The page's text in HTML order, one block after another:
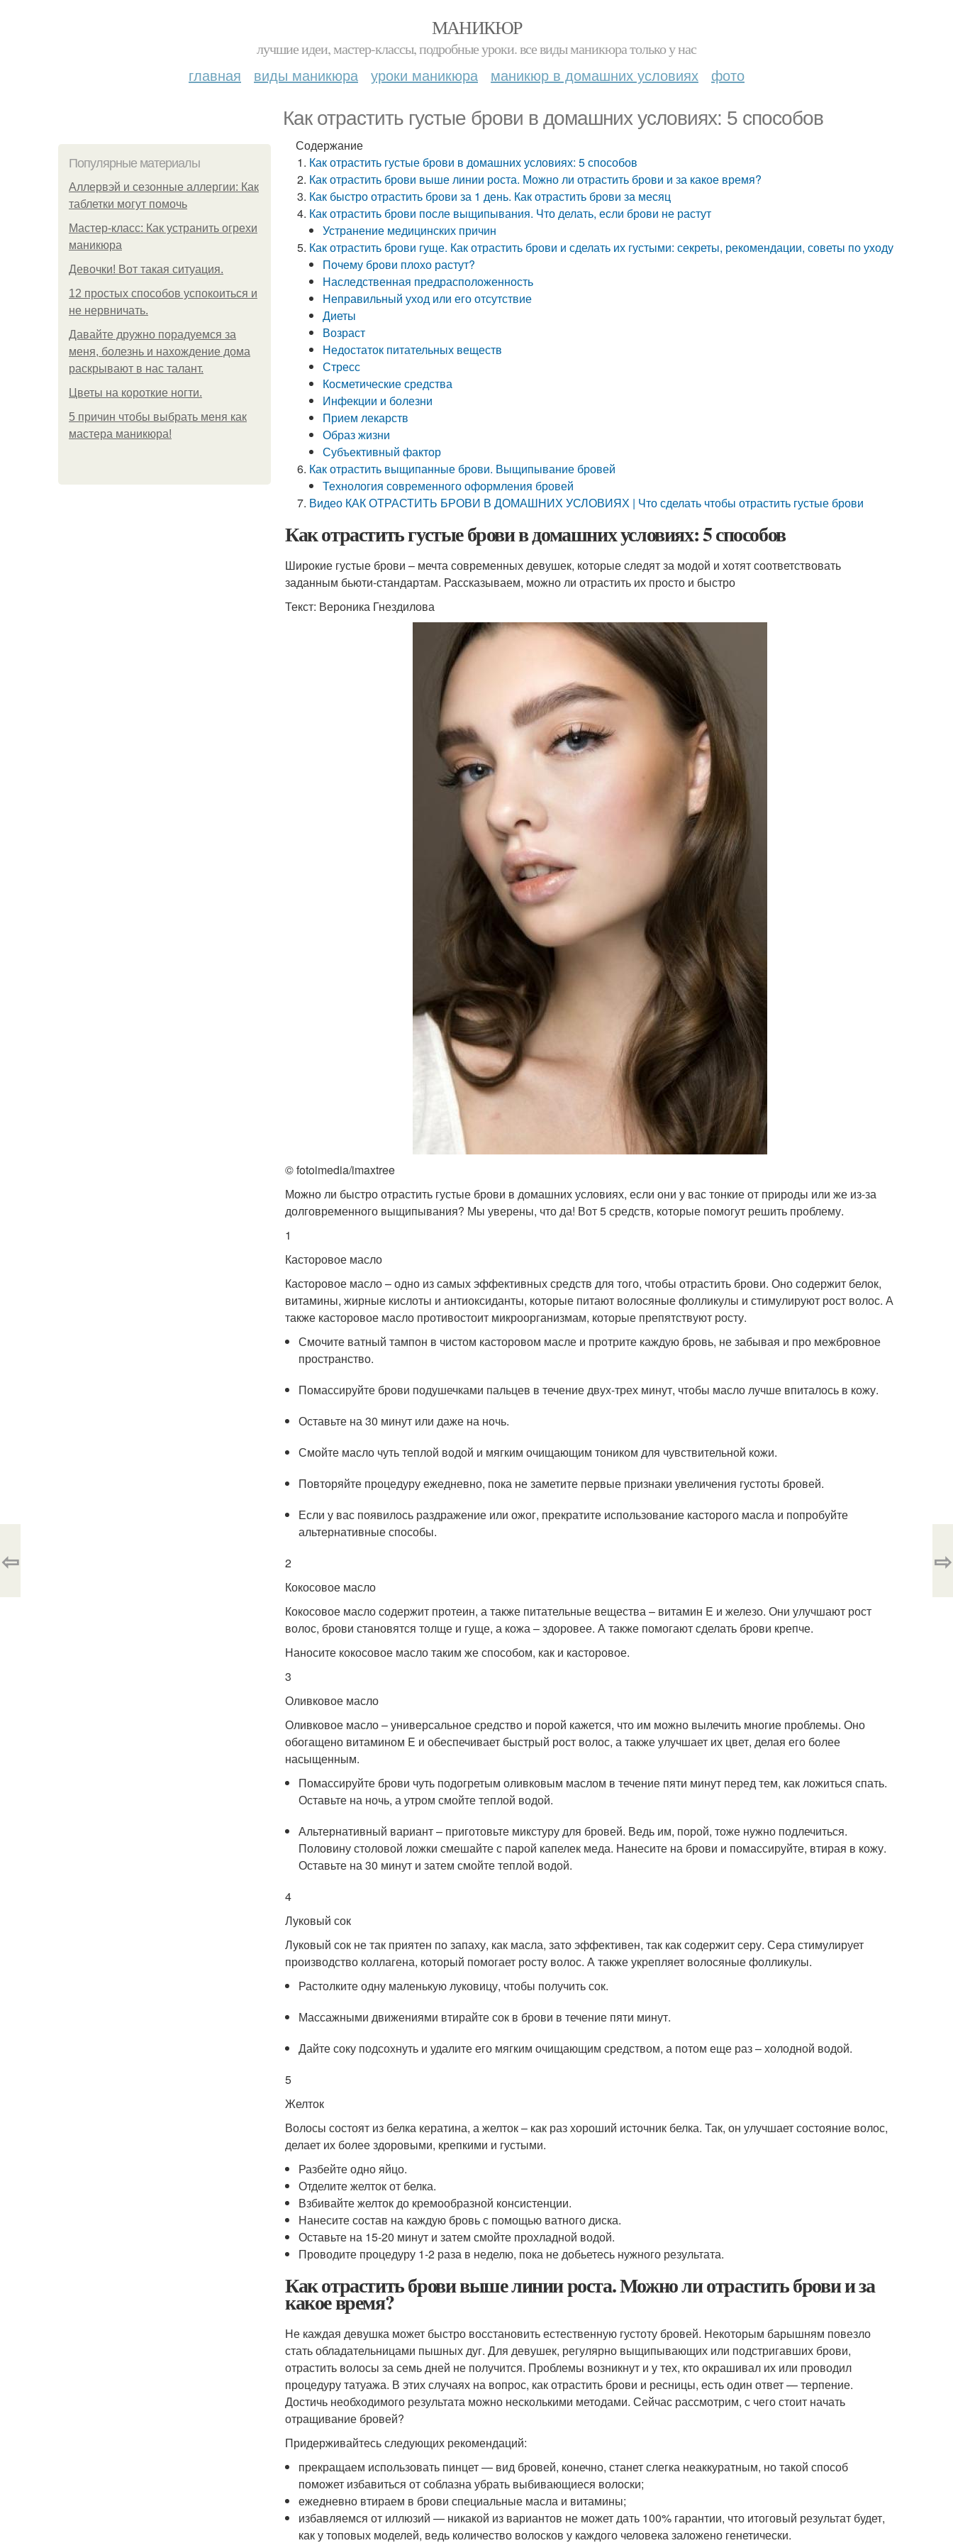
МАНИКЮР
лучшие идеи, мастер-классы, подробные уроки. все виды маникюра только у нас
главная виды маникюра уроки маникюра маникюр в домашних условиях фото
Как отрастить густые брови в домашних условиях: 5 способов
Популярные материалы
Аллервэй и сезонные аллергии: Как
таблетки могут помочь
Мастер-класс: Как устранить огрехи
маникюра
Девочки! Вот такая ситуация.
12 простых способов успокоиться и
не нервничать.
Давайте дружно порадуемся за
меня, болезнь и нахождение дома
раскрывают в нас талант.
Цветы на короткие ногти.
5 причин чтобы выбрать меня как
мастера маникюра!
Содержание
Как отрастить густые брови в домашних условиях: 5 способов
Как отрастить брови выше линии роста. Можно ли отрастить брови и за какое время?
Как быстро отрастить брови за 1 день. Как отрастить брови за месяц
Как отрастить брови после выщипывания. Что делать, если брови не растут
Устранение медицинских причин
Как отрастить брови гуще. Как отрастить брови и сделать их густыми: секреты, рекомендации, советы по уходу
Почему брови плохо растут?
Наследственная предрасположенность
Неправильный уход или его отсутствие
Диеты
Возраст
Недостаток питательных веществ
Стресс
Косметические средства
Инфекции и болезни
Прием лекарств
Образ жизни
Субъективный фактор
Как отрастить выщипанные брови. Выщипывание бровей
Технология современного оформления бровей
Видео КАК ОТРАСТИТЬ БРОВИ В ДОМАШНИХ УСЛОВИЯХ | Что сделать чтобы отрастить густые брови
Как отрастить густые брови в домашних условиях: 5 способов
Широкие густые брови – мечта современных девушек, которые следят за модой и хотят соответствовать
заданным бьюти-стандартам. Рассказываем, можно ли отрастить их просто и быстро
Текст: Вероника Гнездилова
© fotoimedia/imaxtree
Можно ли быстро отрастить густые брови в домашних условиях, если они у вас тонкие от природы или же из-за
долговременного выщипывания? Мы уверены, что да! Вот 5 средств, которые помогут решить проблему.
1
Касторовое масло
Касторовое масло – одно из самых эффективных средств для того, чтобы отрастить брови. Оно содержит белок,
витамины, жирные кислоты и антиоксиданты, которые питают волосяные фолликулы и стимулируют рост волос. А
также касторовое масло противостоит микроорганизмам, которые препятствуют росту.
Смочите ватный тампон в чистом касторовом масле и протрите каждую бровь, не забывая и про межбровное
пространство.
Помассируйте брови подушечками пальцев в течение двух-трех минут, чтобы масло лучше впиталось в кожу.
Оставьте на 30 минут или даже на ночь.
Смойте масло чуть теплой водой и мягким очищающим тоником для чувствительной кожи.
Повторяйте процедуру ежедневно, пока не заметите первые признаки увеличения густоты бровей.
Если у вас появилось раздражение или ожог, прекратите использование касторого масла и попробуйте
альтернативные способы.
2
Кокосовое масло
Кокосовое масло содержит протеин, а также питательные вещества – витамин E и железо. Они улучшают рост
волос, брови становятся толще и гуще, а кожа – здоровее. А также помогают сделать брови крепче.
Наносите кокосовое масло таким же способом, как и касторовое.
3
Оливковое масло
Оливковое масло – универсальное средство и порой кажется, что им можно вылечить многие проблемы. Оно
обогащено витамином E и обеспечивает быстрый рост волос, а также улучшает их цвет, делая его более
насыщенным.
Помассируйте брови чуть подогретым оливковым маслом в течение пяти минут перед тем, как ложиться спать.
Оставьте на ночь, а утром смойте теплой водой.
Альтернативный вариант – приготовьте микстуру для бровей. Ведь им, порой, тоже нужно подлечиться.
Половину столовой ложки смешайте с парой капелек меда. Нанесите на брови и помассируйте, втирая в кожу.
Оставьте на 30 минут и затем смойте теплой водой.
4
Луковый сок
Луковый сок не так приятен по запаху, как масла, зато эффективен, так как содержит серу. Сера стимулирует
производство коллагена, который помогает росту волос. А также укрепляет волосяные фолликулы.
Растолките одну маленькую луковицу, чтобы получить сок.
Массажными движениями втирайте сок в брови в течение пяти минут.
Дайте соку подсохнуть и удалите его мягким очищающим средством, а потом еще раз – холодной водой.
5
Желток
Волосы состоят из белка кератина, а желток – как раз хороший источник белка. Так, он улучшает состояние волос,
делает их более здоровыми, крепкими и густыми.
Разбейте одно яйцо.
Отделите желток от белка.
Взбивайте желток до кремообразной консистенции.
Нанесите состав на каждую бровь с помощью ватного диска.
Оставьте на 15-20 минут и затем смойте прохладной водой.
Проводите процедуру 1-2 раза в неделю, пока не добьетесь нужного результата.
Как отрастить брови выше линии роста. Можно ли отрастить брови и за
какое время?
Не каждая девушка может быстро восстановить естественную густоту бровей. Некоторым барышням повезло
стать обладательницами пышных дуг. Для девушек, регулярно выщипывающих или подстригавших брови,
отрастить волосы за семь дней не получится. Проблемы возникнут и у тех, кто окрашивал их или проводил
процедуру татуажа. В этих случаях на вопрос, как отрастить брови и ресницы, есть один ответ — терпение.
Достичь необходимого результата можно несколькими методами. Сейчас рассмотрим, с чего стоит начать
отращивание бровей?
Придерживайтесь следующих рекомендаций:
прекращаем использовать пинцет — вид бровей, конечно, станет слегка неаккуратным, но такой способ
поможет избавиться от соблазна убрать выбивающиеся волоски;
ежедневно втираем в брови специальные масла и витамины;
избавляемся от иллюзий — никакой из вариантов не может дать 100% гарантии, что итоговый результат будет,
как у топовых моделей, ведь количество волосков у каждого человека заложено генетически.
⇦ ⇨